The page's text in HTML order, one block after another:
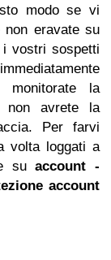
modo se vi
eravate su
i vostri sospetti
la
non avrete la
Per farvi
volta loggati a
suaccount -
account